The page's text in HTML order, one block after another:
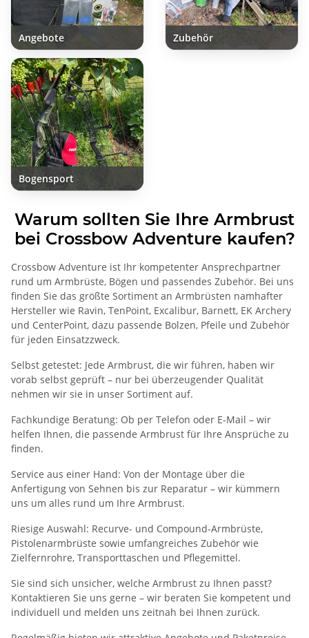
Angebote Zubehör
Bogensport
Warum sollten Sie Ihre Armbrust
bei Crossbow Adventure kaufen?
Crossbow Adventure ist Ihr kompetenter Ansprechpartner
rund um Armbrüste, Bögen und passendes Zubehör. Bei uns
finden Sie das größte Sortiment an Armbrüsten namhafter
Hersteller wie Ravin, TenPoint, Excalibur, Barnett, EK Archery
und CenterPoint, dazu passende Bolzen, Pfeile und Zubehör
für jeden Einsatzzweck.
Selbst getestet: Jede Armbrust, die wir führen, haben wir
vorab selbst geprüft – nur bei überzeugender Qualität
nehmen wir sie in unser Sortiment auf.
Fachkundige Beratung: Ob per Telefon oder E-Mail – wir
helfen Ihnen, die passende Armbrust für Ihre Ansprüche zu
finden.
Service aus einer Hand: Von der Montage über die
Anfertigung von Sehnen bis zur Reparatur – wir kümmern
uns um alles rund um Ihre Armbrust.
Riesige Auswahl: Recurve- und Compound-Armbrüste,
Pistolenarmbrüste sowie umfangreiches Zubehör wie
Zielfernrohre, Transporttaschen und Pflegemittel.
Sie sind sich unsicher, welche Armbrust zu Ihnen passt?
Kontaktieren Sie uns gerne – wir beraten Sie kompetent und
individuell und melden uns zeitnah bei Ihnen zurück.